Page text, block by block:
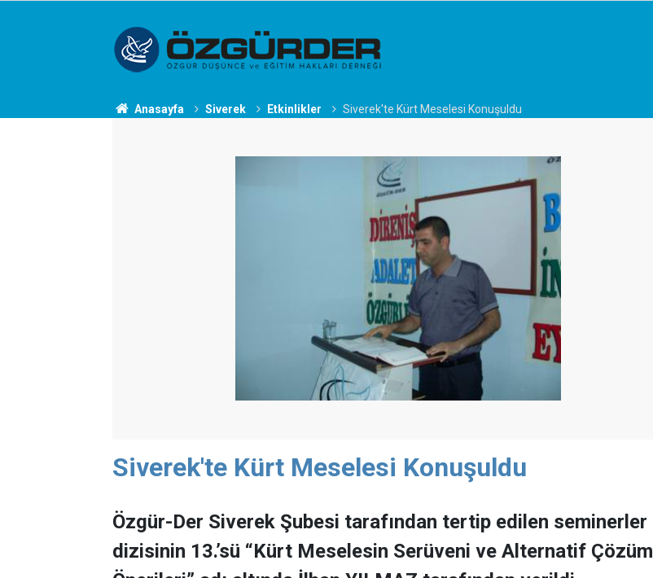
Anasayfa Siverek Etkinlikler Siverek'te Kürt Meselesi Konuşuldu
Siverek'te Kürt Meselesi Konuşuldu
Özgür-Der Siverek Şubesi tarafından tertip edilen seminerler
dizisinin 13.’sü “Kürt Meselesin Serüveni ve Alternatif Çözüm